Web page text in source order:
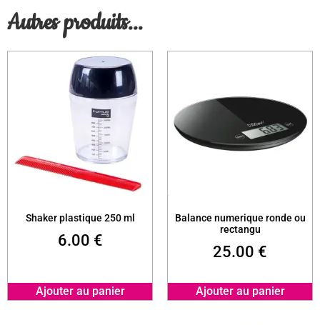
Autres produits...
Shaker plastique 250 ml
6.00 €
Ajouter au panier
Balance numerique ronde ou
rectangu
25.00 €
Ajouter au panier